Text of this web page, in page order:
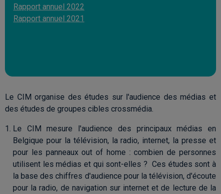
Le CIM organise des études sur l'audience des médias et
des études de groupes cibles crossmédia.
Le CIM mesure l'audience des principaux médias en
Belgique pour la télévision, la radio, internet, la presse et
pour les panneaux out of home : combien de personnes
utilisent les médias et qui sont-elles ? Ces études sont à
la base des chiffres d'audience pour la télévision, d'écoute
pour la radio, de navigation sur internet et de lecture de la
Rapport annuel 2022
Rapport annuel 2021